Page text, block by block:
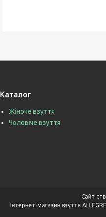
Каталог
Жіноче взуття
Чоловіче взуття
Сайт